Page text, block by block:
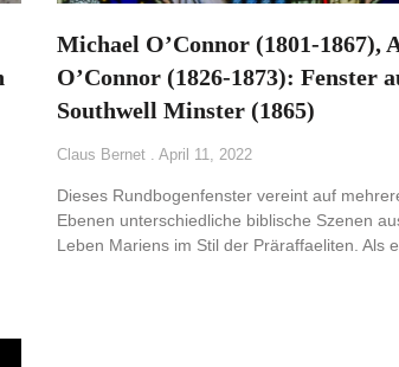
Michael O’Connor (1801-1867),
O’Connor (1826-1873): Fenster
Southwell Minster (1865)
Claus Bernet April 11, 2022
Dieses Rundbogenfenster vereint auf
Ebenen unterschiedliche biblische Szenen
Leben Mariens im Stil der Präraffaeliten. Als